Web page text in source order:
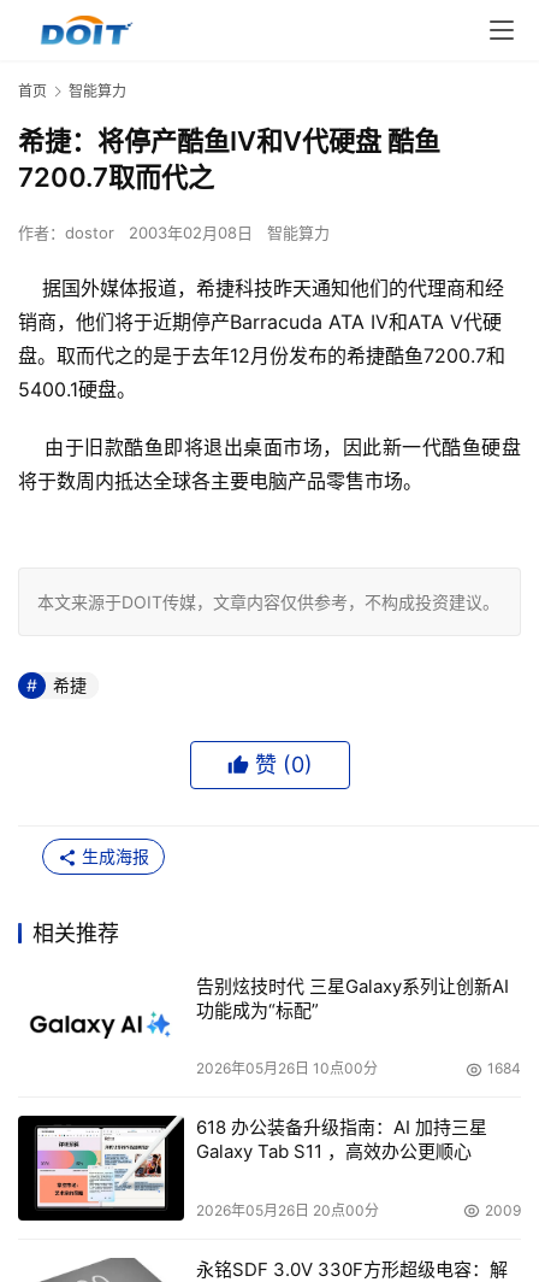
首页 智能算力
希捷：将停产酷鱼IV和V代硬盘 酷鱼
7200.7取而代之
作者： dostor 2003年02月08日 智能算力
据国外媒体报道，希捷科技昨天通知他们的代理商和经
销商，他们将于近期停产Barracuda ATA IV和ATA V代硬
盘。取而代之的是于去年12月份发布的希捷酷鱼7200.7和
5400.1硬盘。
由于旧款酷鱼即将退出桌面市场，因此新一代酷鱼硬盘
将于数周内抵达全球各主要电脑产品零售市场。
本文来源于DOIT传媒，文章内容仅供参考，不构成投资建议。
希捷
赞 (0)
生成海报
相关推荐
告别炫技时代 三星Galaxy系列让创新AI
功能成为“标配”
2026年05月26日 10点00分 1684
618 办公装备升级指南：AI 加持三星
Galaxy Tab S11 ，高效办公更顺心
2026年05月26日 20点00分 2009
永铭SDF 3.0V 330F方形超级电容：解